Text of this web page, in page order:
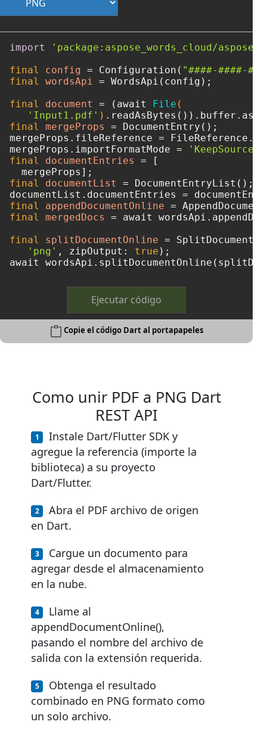
import
'package:aspose_words_cloud/
final
config = Configuration( "####-####-
final
wordsApi = WordsApi(config);
final
document = (await File (
'Input1.pdf' )
final
mergeProps = DocumentEntry();
mergeProps.fileReference =
mergeProps.importFormatMode =
final
documentEntries = [
final
documentList = DocumentEntryList();
final
appendDocumentOnline =
final
mergedDocs = await
final
splitDocumentOnline =
'png' , zipOutput: true );
Ejecutar código
Copie el código Dart al portapapeles
Como unir PDF a PNG Dart
REST API
Instale Dart/Flutter SDK y
agregue la referencia (importe la
biblioteca) a su proyecto
Dart/Flutter.
Abra el PDF archivo de origen
en Dart.
Cargue un documento para
agregar desde el almacenamiento
en la nube.
Llame al
appendDocumentOnline(),
pasando el nombre del archivo de
salida con la extensión requerida.
Obtenga el resultado
combinado en PNG formato como
un solo archivo.